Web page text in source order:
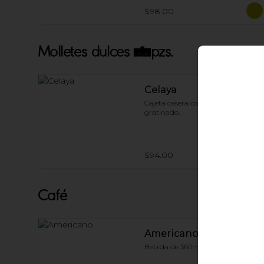
$98.00
Molletes dulces 4pzs.
Celaya
Cajeta casera con queso
gratinado.
$94.00
Café
Americano
Bebida de 360ml.